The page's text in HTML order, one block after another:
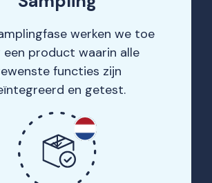
werken we toe
een product waarin alle
functies zijn
en getest.